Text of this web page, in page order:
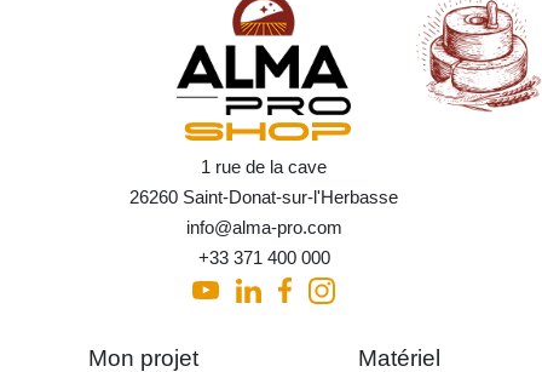
1 rue de la cave
26260 Saint-Donat-sur-l'Herbasse
info@alma-pro.com
+33 371 400 000
Mon projet Matériel